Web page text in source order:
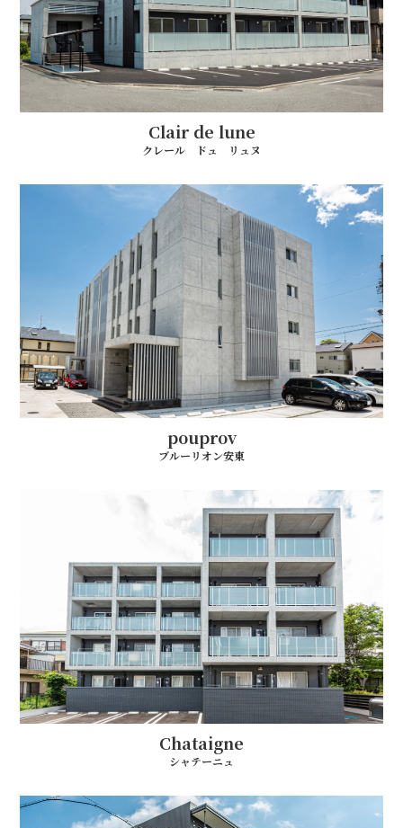
Clair de lune
クレール ドュ リュヌ
pouprov
ブルーリオン安東
Chataigne
シャテーニュ